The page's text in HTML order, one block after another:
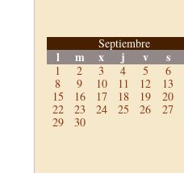
Septiembre
l m x j v s
1 2 3 4 5 6
8
9 10 11 12 13
15
16 17 18 19 20
22
23 24 25 26 27
29
30